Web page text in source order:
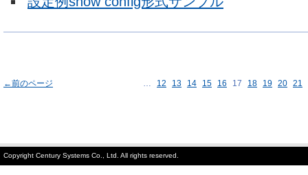
←前のページ … 12 13 14 15 16 17 18 19 20 21
Copyright Century Systems Co., Ltd. All rights reserved.